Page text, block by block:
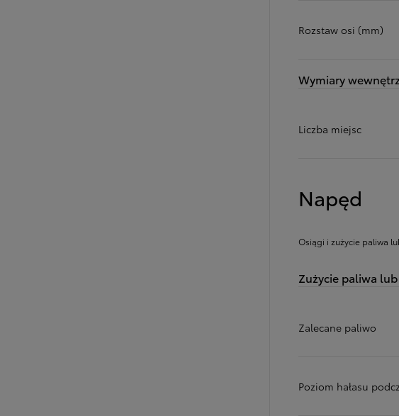
Rozstaw osi (mm)
Wymiary
Liczba miejsc
Napęd
Osiągi i zużycie paliwa
Zużycie paliwa
Zalecane paliwo
Poziom hałasu